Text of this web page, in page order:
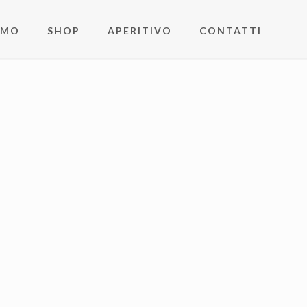
SHOP APERITIVO CONTATTI